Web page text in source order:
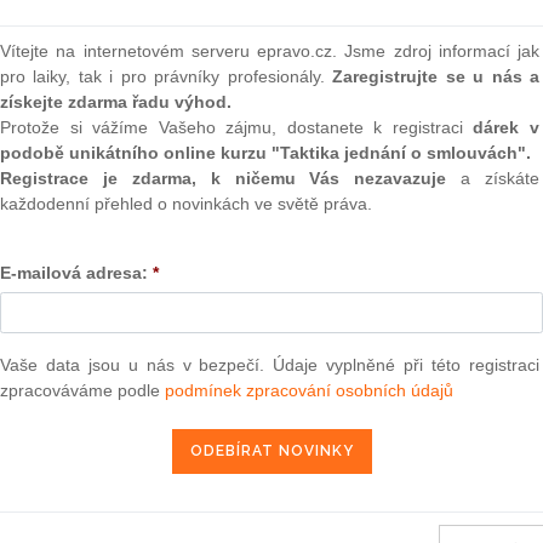
projevy v Parlamentu. Poslanci budou o novele
ústavně-právní výbor. Ministr financí jej zdůvodňuje
instrument využívat, jak by měli. Vydávání poslanců k
politického boje, poznamenal.
imunitu, Sněmovna schválila loni v únoru. Později
řady z nich nepřijali o dva hlasy. Poslanci a také
ani senátora nelze trestně stíhat bez souhlasu
Sněmovna nebo Senát s vydáním nesouhlasily, nic by
Obdobně by to platilo pro ústavní soudce.
6. 2. 2013
— ZZ v. Komise
Vítejte na internetovém serveru epravo.cz. Jsme zdroj informací jak
pro laiky, tak i pro právníky profesionály.Zaregistrujte se u nás a
získejte zdarma řadu výhod.
Protože si vážíme Vašeho zájmu, dostanete k registracidárek v
podobě unikátního online kurzu "Taktika jednání o smlouvách".
Registrace je zdarma, k ničemu Vás nezavazuje a získáte
každodenní přehled o novinkách ve světě práva.
E-mailová adresa: *
Vaše data jsou u nás v bezpečí. Údaje vyplněné při této registraci
zpracováváme podle podmínek zpracování osobních údajů